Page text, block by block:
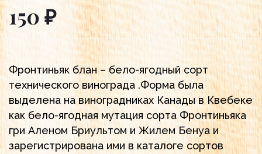
150 ₽
Фронтиньяк блан – бело-ягодный сорт
технического винограда .Форма была
выделена на виноградниках Канады в Квебеке
как бело-ягодная мутация сорта Фронтиньяка
гри Аленом Бриультом и Жилем Бенуа и
зарегистрирована ими в каталоге сортов